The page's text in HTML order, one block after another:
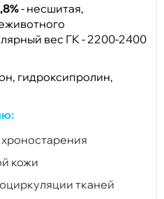
- несшитая,
вес ГК - 2200-2400
гидроксипролин,
кожи
тканей